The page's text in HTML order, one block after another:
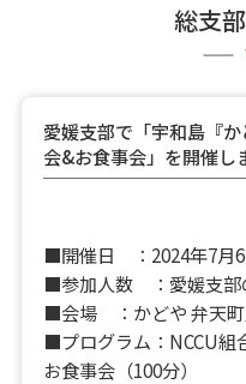
総支
愛媛支部で「宇和島『
会&お食事会」を開催し
■開催日 ：2024年7月6
■参加人数 ：愛媛支部
■会場 ：かどや 弁天
■プログラム：NCCU組
お食事会（100分）